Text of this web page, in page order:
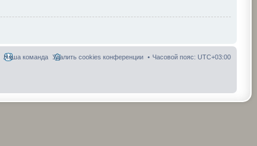
Часовой пояс: UTC+03:00
Удалить cookies конференции
Наша команда